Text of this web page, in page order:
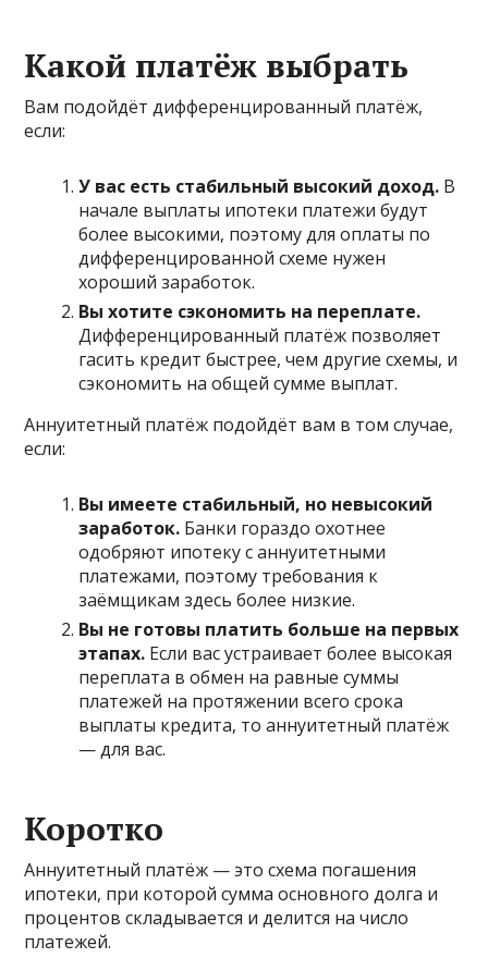
Какой платёж выбрать
Вам подойдёт дифференцированный платёж,
если:
У вас есть стабильный высокий доход. В
начале выплаты ипотеки платежи будут
более высокими, поэтому для оплаты по
дифференцированной схеме нужен
хороший заработок.
Вы хотите сэкономить на переплате.
Дифференцированный платёж позволяет
гасить кредит быстрее, чем другие схемы, и
сэкономить на общей сумме выплат.
Аннуитетный платёж подойдёт вам в том случае,
если:
Вы имеете стабильный, но невысокий
заработок. Банки гораздо охотнее
одобряют ипотеку с аннуитетными
платежами, поэтому требования к
заёмщикам здесь более низкие.
Вы не готовы платить больше на первых
этапах. Если вас устраивает более высокая
переплата в обмен на равные суммы
платежей на протяжении всего срока
выплаты кредита, то аннуитетный платёж
— для вас.
Коротко
Аннуитетный платёж — это схема погашения
ипотеки, при которой сумма основного долга и
процентов складывается и делится на число
платежей.